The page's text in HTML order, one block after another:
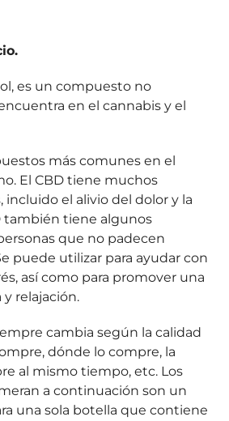
es un compuesto no
en el cannabis y el
más comunes en el
El CBD tiene muchos
incluido el alivio del dolor y la
también tiene algunos
que no padecen
puede utilizar para ayudar con
así como para promover una
relajación.
cambia según la calidad
dónde lo compre, la
al mismo tiempo, etc. Los
a continuación son un
una sola botella que contiene